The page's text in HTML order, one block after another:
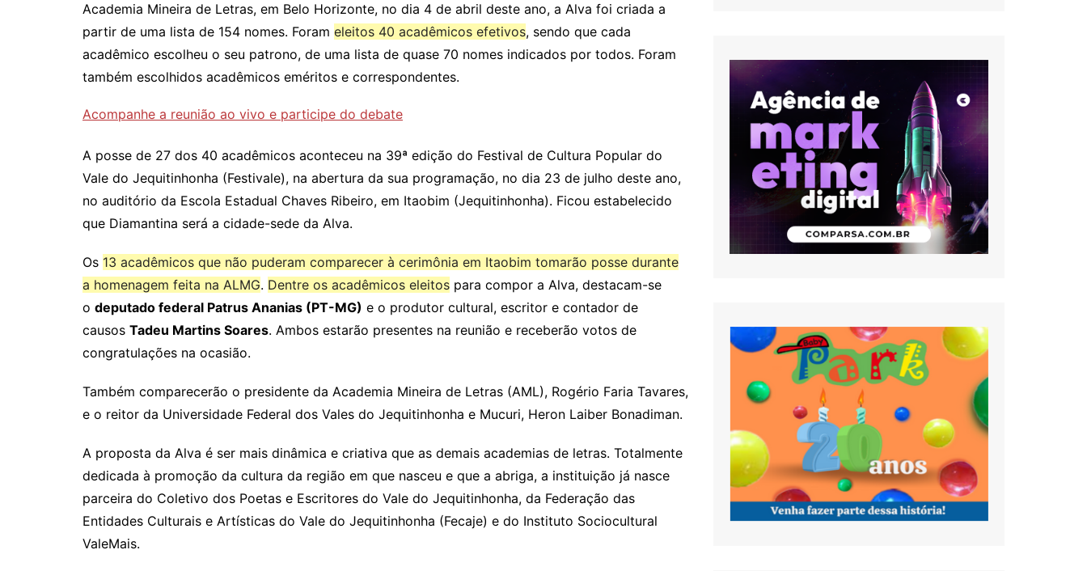
Academia Mineira de Letras, em Belo Horizonte, no dia 4 de abril deste ano, a Alva foi criada a
partir de uma lista de 154 nomes. Foram eleitos 40 acadêmicos efetivos, sendo que cada
acadêmico escolheu o seu patrono, de uma lista de quase 70 nomes indicados por todos. Foram
também escolhidos acadêmicos eméritos e correspondentes.
Acompanhe a reunião ao vivo e participe do debate
A posse de 27 dos 40 acadêmicos aconteceu na 39ª edição do Festival de Cultura Popular do
Vale do Jequitinhonha (Festivale), na abertura da sua programação, no dia 23 de julho deste ano,
no auditório da Escola Estadual Chaves Ribeiro, em Itaobim (Jequitinhonha). Ficou estabelecido
que Diamantina será a cidade-sede da Alva.
Os 13 acadêmicos que não puderam comparecer à cerimônia em Itaobim tomarão posse durante
a homenagem feita na ALMG. Dentre os acadêmicos eleitos para compor a Alva, destacam-se
o deputado federal Patrus Ananias (PT-MG) e o produtor cultural, escritor e contador de
causos Tadeu Martins Soares. Ambos estarão presentes na reunião e receberão votos de
congratulações na ocasião.
Também comparecerão o presidente da Academia Mineira de Letras (AML), Rogério Faria Tavares,
e o reitor da Universidade Federal dos Vales do Jequitinhonha e Mucuri, Heron Laiber Bonadiman.
A proposta da Alva é ser mais dinâmica e criativa que as demais academias de letras. Totalmente
dedicada à promoção da cultura da região em que nasceu e que a abriga, a instituição já nasce
parceira do Coletivo dos Poetas e Escritores do Vale do Jequitinhonha, da Federação das
Entidades Culturais e Artísticas do Vale do Jequitinhonha (Fecaje) e do Instituto Sociocultural
ValeMais.